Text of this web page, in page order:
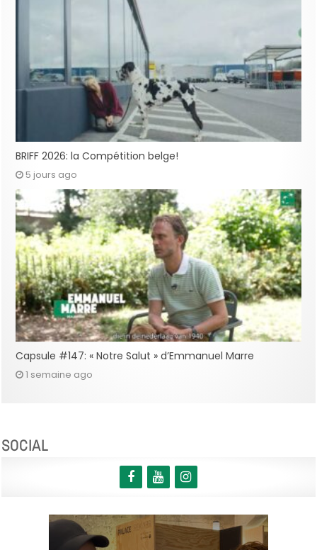
BRIFF 2026: la Compétition belge!
5 jours ago
Capsule #147: « Notre Salut » d’Emmanuel Marre
1 semaine ago
SOCIAL